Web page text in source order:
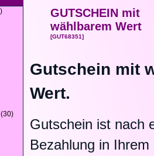
GUTSCHEIN mit
wählbarem Wert
[GUT68351]
Gutschein mit
Wert.
Gutschein ist nach
Bezahlung in